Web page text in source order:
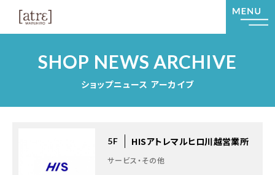
SHOP NEWS ARCHIVE
ショップニュース アーカイブ
5F HISアトレマルヒロ川越営業所
サービス・その他